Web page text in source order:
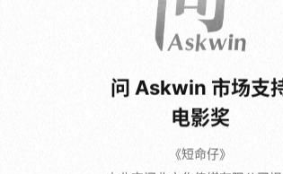
电影奖
《短命仔》
由北京问北文化传媒有限公司提
奖项价值:非现金类价值三十万